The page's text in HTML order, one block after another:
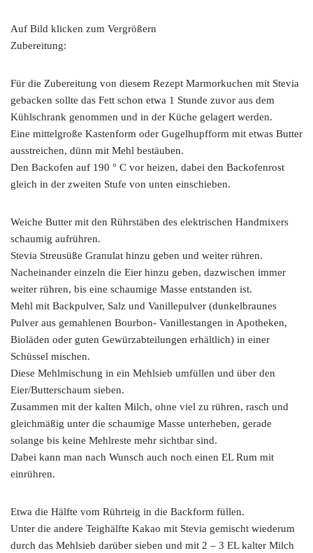
Auf Bild klicken zum Vergrößern
Zubereitung:
Für die Zubereitung von diesem Rezept Marmorkuchen mit Stevia
gebacken sollte das Fett schon etwa 1 Stunde zuvor aus dem
Kühlschrank genommen und in der Küche gelagert werden.
Eine mittelgroße Kastenform oder Gugelhupfform mit etwas Butter
ausstreichen, dünn mit Mehl bestäuben.
Den Backofen auf 190 ° C vor heizen, dabei den Backofenrost
gleich in der zweiten Stufe von unten einschieben.
Weiche Butter mit den Rührstäben des elektrischen Handmixers
schaumig aufrühren.
Stevia Streusüße Granulat hinzu geben und weiter rühren.
Nacheinander einzeln die Eier hinzu geben, dazwischen immer
weiter rühren, bis eine schaumige Masse entstanden ist.
Mehl mit Backpulver, Salz und Vanillepulver (dunkelbraunes
Pulver aus gemahlenen Bourbon- Vanillestangen in Apotheken,
Bioläden oder guten Gewürzabteilungen erhältlich) in einer
Schüssel mischen.
Diese Mehlmischung in ein Mehlsieb umfüllen und über den
Eier/Butterschaum sieben.
Zusammen mit der kalten Milch, ohne viel zu rühren, rasch und
gleichmäßig unter die schaumige Masse unterheben, gerade
solange bis keine Mehlreste mehr sichtbar sind.
Dabei kann man nach Wunsch auch noch einen EL Rum mit
einrühren.
Etwa die Hälfte vom Rührteig in die Backform füllen.
Unter die andere Teighälfte Kakao mit Stevia gemischt wiederum
durch das Mehlsieb darüber sieben und mit 2 – 3 EL kalter Milch